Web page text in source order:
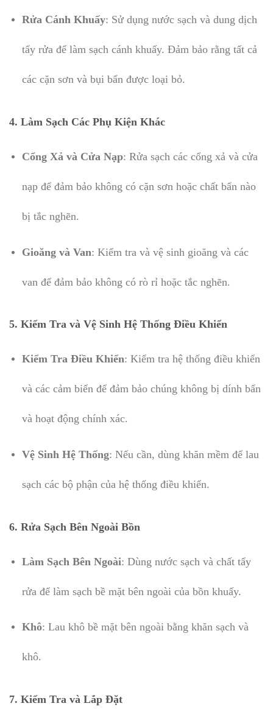
Rửa Cánh Khuấy: Sử dụng nước sạch và dung dịch
tẩy rửa để làm sạch cánh khuấy. Đảm bảo rằng tất cả
các cặn sơn và bụi bẩn được loại bỏ.
4. Làm Sạch Các Phụ Kiện Khác
Cổng Xả và Cửa Nạp: Rửa sạch các cổng xả và cửa
nạp để đảm bảo không có cặn sơn hoặc chất bẩn nào
bị tắc nghẽn.
Gioăng và Van: Kiểm tra và vệ sinh gioăng và các
van để đảm bảo không có rò rỉ hoặc tắc nghẽn.
5. Kiểm Tra và Vệ Sinh Hệ Thống Điều Khiển
Kiểm Tra Điều Khiển: Kiểm tra hệ thống điều khiển
và các cảm biến để đảm bảo chúng không bị dính bẩn
và hoạt động chính xác.
Vệ Sinh Hệ Thống: Nếu cần, dùng khăn mềm để lau
sạch các bộ phận của hệ thống điều khiển.
6. Rửa Sạch Bên Ngoài Bồn
Làm Sạch Bên Ngoài: Dùng nước sạch và chất tẩy
rửa để làm sạch bề mặt bên ngoài của bồn khuấy.
Khô: Lau khô bề mặt bên ngoài bằng khăn sạch và
khô.
7. Kiểm Tra và Lắp Đặt